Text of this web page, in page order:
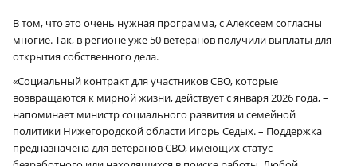
В том, что это очень нужная программа, с Алексеем согласны
многие. Так, в регионе уже 50 ветеранов получили выплаты для
открытия собственного дела.
«Социальный контракт для участников СВО, которые
возвращаются к мирной жизни, действует с января 2026 года, –
напоминает министр социального развития и семейной
политики Нижегородской области Игорь Седых. – Поддержка
предназначена для ветеранов СВО, имеющих статус